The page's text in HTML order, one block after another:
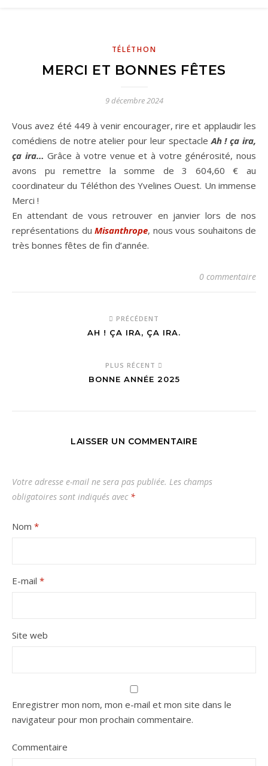
TÉLÉTHON
MERCI ET BONNES FÊTES
9 décembre 2024
Vous avez été 449 à venir encourager, rire et applaudir les
comédiens de notre atelier pour leur spectacleAh ! ça ira,
ça ira… Grâce à votre venue et à votre générosité, nous
avons pu remettre la somme de 3 604,60 € au
coordinateur du Téléthon des Yvelines Ouest. Un immense
Merci !
En attendant de vous retrouver en janvier lors de nos
représentations du Misanthrope, nous vous souhaitons de
très bonnes fêtes de fin d’année.
0 commentaire
PRÉCÉDENT
AH ! ÇA IRA, ÇA IRA.
PLUS RÉCENT
BONNE ANNÉE 2025
LAISSER UN COMMENTAIRE
Votre adresse e-mail ne sera pas publiée. Les champs
obligatoires sont indiqués avec *
Nom *
E-mail *
Site web
Enregistrer mon nom, mon e-mail et mon site dans le
navigateur pour mon prochain commentaire.
Commentaire